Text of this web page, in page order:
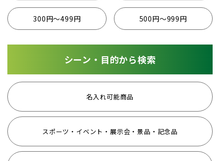
300円〜499円 500円〜999円
シーン・目的から検索
名入れ可能商品
スポーツ・イベント・展示会・景品・記念品